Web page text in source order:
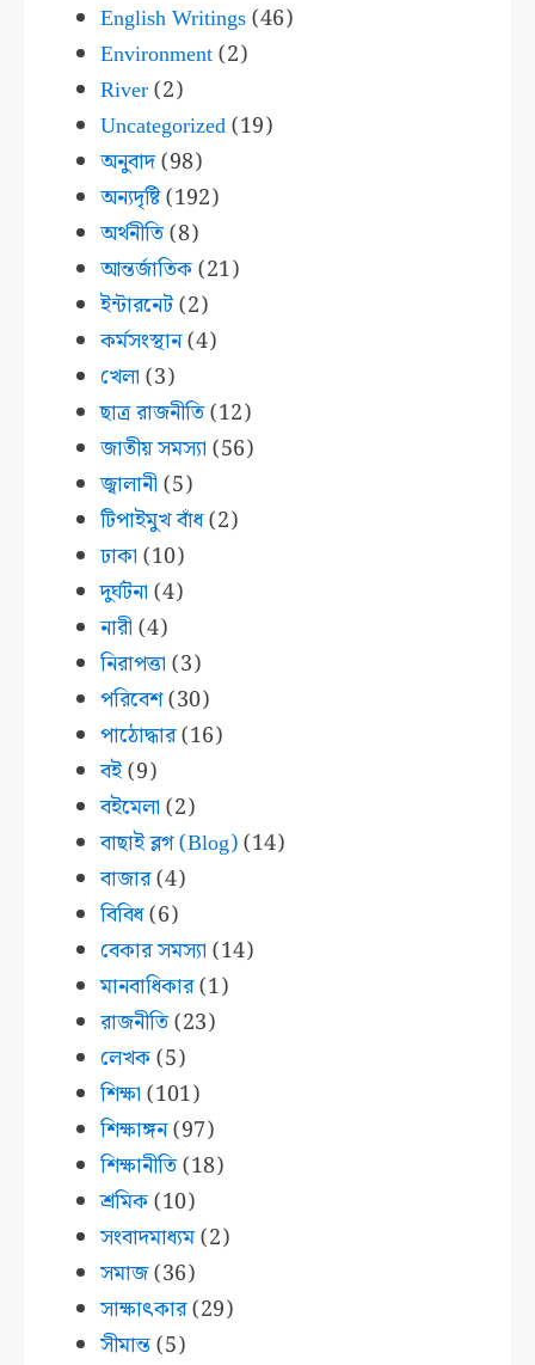
English Writings(46)
Environment(2)
River(2)
Uncategorized(19)
অনুবাদ(98)
অন্যদৃষ্টি(192)
অর্থনীতি(8)
আন্তর্জাতিক(21)
ইন্টারনেট(2)
কর্মসংস্থান(4)
খেলা (3)
ছাত্র রাজনীতি(12)
জাতীয় সমস্যা (56)
জ্বালানী (5)
টিপাইমুখ বাঁধ(2)
ঢাকা (10)
দুর্ঘটনা (4)
নারী (4)
নিরাপত্তা (3)
পরিবেশ(30)
পাঠোদ্ধার(16)
বই(9)
বইমেলা (2)
বাছাই ব্লগ (Blog)(14)
বাজার(4)
বিবিধ(6)
বেকার সমস্যা (14)
মানবাধিকার(1)
রাজনীতি(23)
লেখক(5)
শিক্ষা (101)
শিক্ষাঙ্গন(97)
শিক্ষানীতি(18)
শ্রমিক(10)
সংবাদমাধ্যম(2)
সমাজ(36)
সাক্ষাৎকার(29)
সীমান্ত(5)